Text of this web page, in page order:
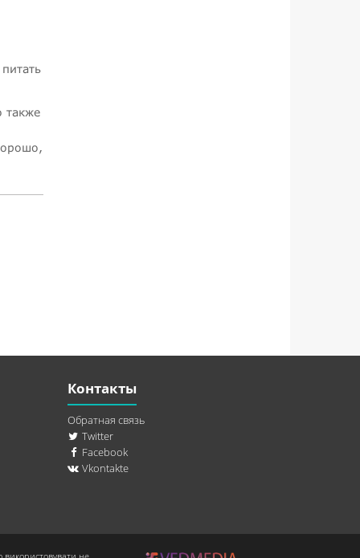
также
Контакты
Обратная связь
Twitter
Facebook
Vkontakte